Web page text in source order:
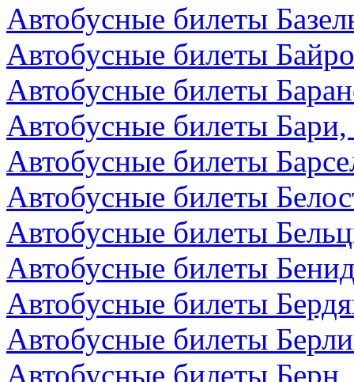
Автобусные билеты
Автобусные билеты
Автобусные билеты
Автобусные билеты
Автобусные билеты
Автобусные билеты
Автобусные билеты
Автобусные билеты
Автобусные билеты
Автобусные билеты
Автобусные билеты